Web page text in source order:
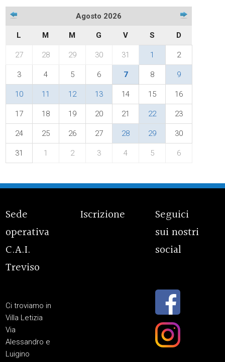
Agosto 2026
L M M G V S D
27 28 29 30 31 1 2
3 4 5 6 7 8 9
10 11 12 13 14 15 16
17 18 19 20 21 22 23
24 25 26 27 28 29 30
31 1 2 3 4 5 6
Sede
operativa
C.A.I.
Treviso
Ci troviamo in
Villa Letizia
Via
Alessandro e
Luigino
Iscrizione
Seguici
sui nostri
social